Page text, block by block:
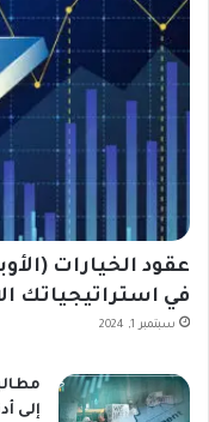
عقود الخيارات
في استراتيجياتك
سبتمبر 1, 2024
إلى